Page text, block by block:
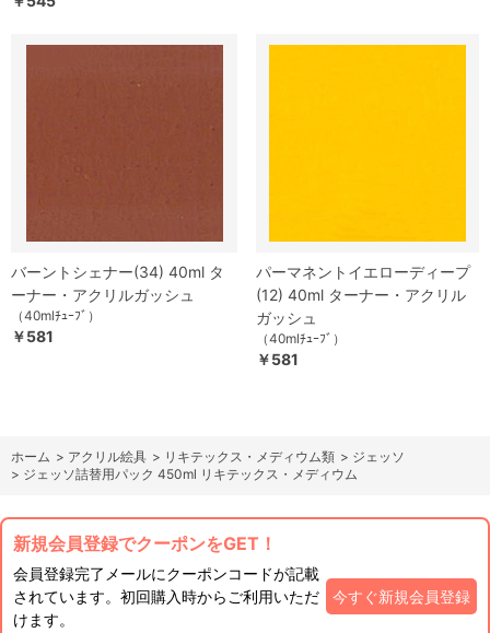
バーントシェナー(34) 40ml タ
ーナー・アクリルガッシュ
（40mlﾁｭｰﾌﾞ）
￥581
パーマネントイエローディープ
(12) 40ml ターナー・アクリル
ガッシュ
（40mlﾁｭｰﾌﾞ）
￥581
ホーム > アクリル絵具 > リキテックス・メディウム類 > ジェッソ
> ジェッソ詰替用パック 450ml リキテックス・メディウム
新規会員登録でクーポンをGET！
会員登録完了メールにクーポンコードが記載
されています。初回購入時からご利用いただ
けます。
今すぐ新規会員登録